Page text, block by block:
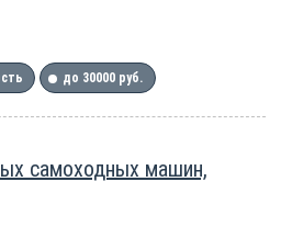
до 30000 руб.
самоходных машин,